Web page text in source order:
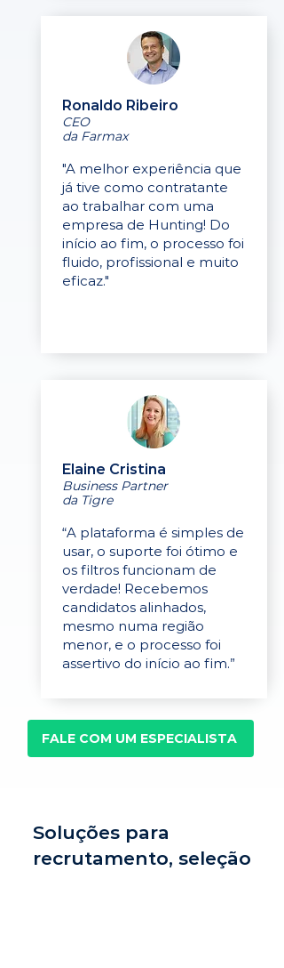
Ronaldo Ribeiro
CEO
da Farmax
"A melhor experiência que
já tive como contratante
ao trabalhar com uma
empresa de Hunting! Do
início ao fim, o processo foi
fluido, profissional e muito
eficaz."
Elaine Cristina
Business Partner
da Tigre
“A plataforma é simples de
usar, o suporte foi ótimo e
os filtros funcionam de
verdade! Recebemos
candidatos alinhados,
mesmo numa região
menor, e o processo foi
assertivo do início ao fim.”
FALE COM UM ESPECIALISTA
Soluções para
recrutamento, seleção